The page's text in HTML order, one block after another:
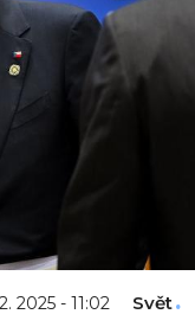
2025 - 11:02
Svět